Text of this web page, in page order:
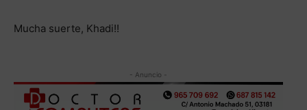
Mucha suerte, Khadi!!
- Anuncio -